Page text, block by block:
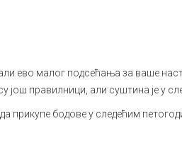
ево малог подсећања за ваше
још правилници, али суштина је у
да прикупе бодове у следећим